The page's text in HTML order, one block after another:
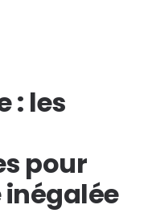
: les
pour
inégalée